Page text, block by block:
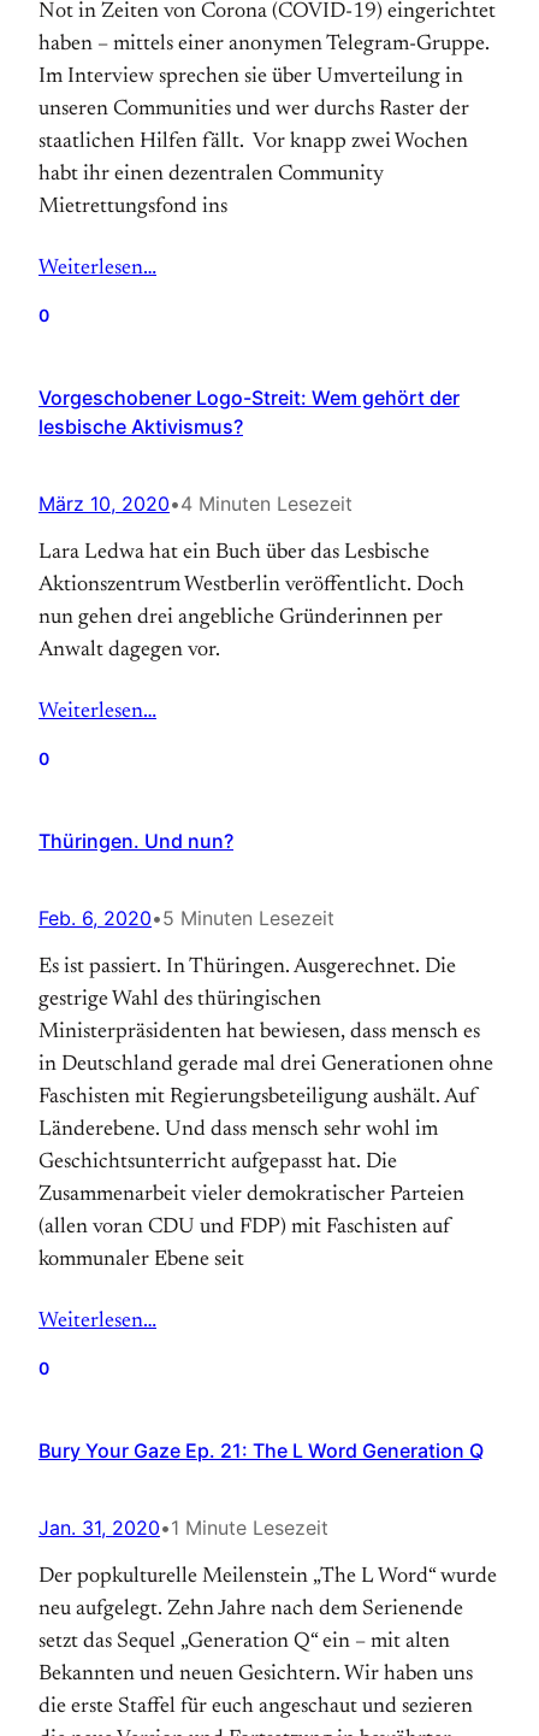
Not in Zeiten von Corona (COVID-19) eingerichtet
haben – mittels einer anonymen Telegram-Gruppe.
Im Interview sprechen sie über Umverteilung in
unseren Communities und wer durchs Raster der
staatlichen Hilfen fällt. Vor knapp zwei Wochen
habt ihr einen dezentralen Community
Mietrettungsfond ins
Weiterlesen…
0
Vorgeschobener Logo-Streit: Wem gehört der
lesbische Aktivismus?
März 10, 2020•4 Minuten Lesezeit
Lara Ledwa hat ein Buch über das Lesbische
Aktionszentrum Westberlin veröffentlicht. Doch
nun gehen drei angebliche Gründerinnen per
Anwalt dagegen vor.
Weiterlesen…
0
Thüringen. Und nun?
Feb. 6, 2020•5 Minuten Lesezeit
Es ist passiert. In Thüringen. Ausgerechnet. Die
gestrige Wahl des thüringischen
Ministerpräsidenten hat bewiesen, dass mensch es
in Deutschland gerade mal drei Generationen ohne
Faschisten mit Regierungsbeteiligung aushält. Auf
Länderebene. Und dass mensch sehr wohl im
Geschichtsunterricht aufgepasst hat. Die
Zusammenarbeit vieler demokratischer Parteien
(allen voran CDU und FDP) mit Faschisten auf
kommunaler Ebene seit
Weiterlesen…
0
Bury Your Gaze Ep. 21: The L Word Generation Q
Jan. 31, 2020•1 Minute Lesezeit
Der popkulturelle Meilenstein „The L Word“ wurde
neu aufgelegt. Zehn Jahre nach dem Serienende
setzt das Sequel „Generation Q“ ein – mit alten
Bekannten und neuen Gesichtern. Wir haben uns
die erste Staffel für euch angeschaut und sezieren